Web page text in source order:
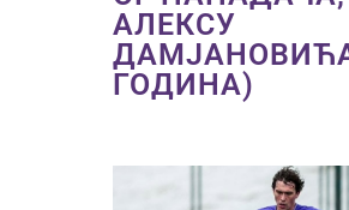
АЛЕКСУ
ГОДИНА)